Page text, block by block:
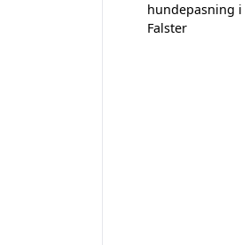
hundepasning
Falster